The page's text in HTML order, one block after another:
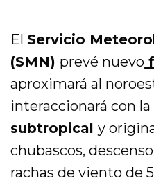
ElServicio
(SMN) prevé nuevo
aproximará al
interaccionará con la
subtropicaly
chubascos,
rachas de viento de